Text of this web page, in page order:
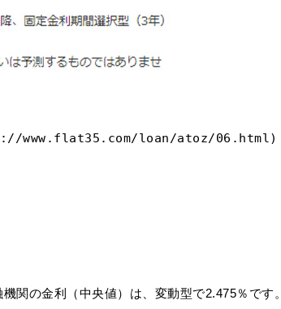
www.flat35.com/loan/atoz/06.html)
関の金利（中央値）は、変動型で2.475％です。